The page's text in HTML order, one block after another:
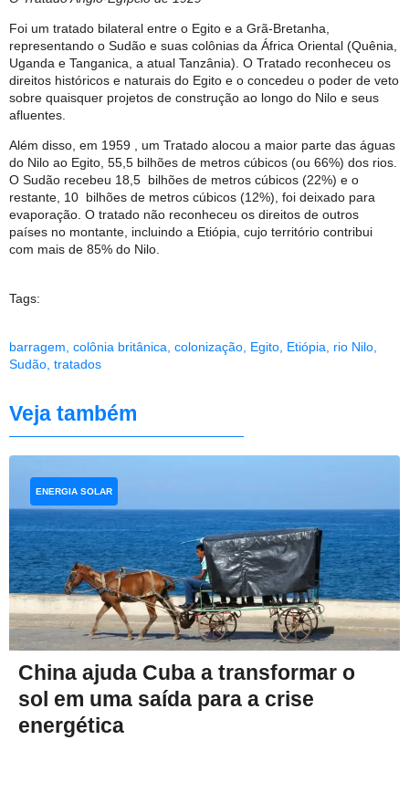
Foi um tratado bilateral entre o Egito e a Grã-Bretanha,
representando o Sudão e suas colônias da África Oriental (Quênia,
Uganda e Tanganica, a atual Tanzânia). O Tratado reconheceu os
direitos históricos e naturais do Egito e o concedeu o poder de veto
sobre quaisquer projetos de construção ao longo do Nilo e seus
afluentes.
Além disso, em 1959 , um Tratado alocou a maior parte das águas
do Nilo ao Egito, 55,5 bilhões de metros cúbicos (ou 66%) dos rios.
O Sudão recebeu 18,5 bilhões de metros cúbicos (22%) e o
restante, 10 bilhões de metros cúbicos (12%), foi deixado para
evaporação. O tratado não reconheceu os direitos de outros
países no montante, incluindo a Etiópia, cujo território contribui
com mais de 85% do Nilo.
Tags:
barragem colônia britânica colonização Egito Etiópia rio Nilo
Sudão tratados
Veja também
China ajuda Cuba a transformar o
sol em uma saída para a crise
energética
ENERGIA SOLAR